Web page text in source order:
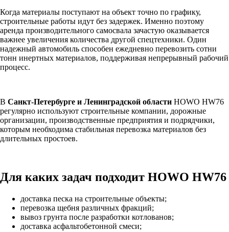
Когда материалы поступают на объект точно по графику,
строительные работы идут без задержек. Именно поэтому
аренда производительного самосвала зачастую оказывается
важнее увеличения количества другой спецтехники. Один
надежный автомобиль способен ежедневно перевозить сотни
тонн инертных материалов, поддерживая непрерывный рабочий
процесс.
В Санкт-Петербурге и Ленинградской области HOWO HW76
регулярно используют строительные компании, дорожные
организации, производственные предприятия и подрядчики,
которым необходима стабильная перевозка материалов без
длительных простоев.
Для каких задач подходит HOWO HW76
доставка песка на строительные объекты;
перевозка щебня различных фракций;
вывоз грунта после разработки котлованов;
доставка асфальтобетонной смеси;